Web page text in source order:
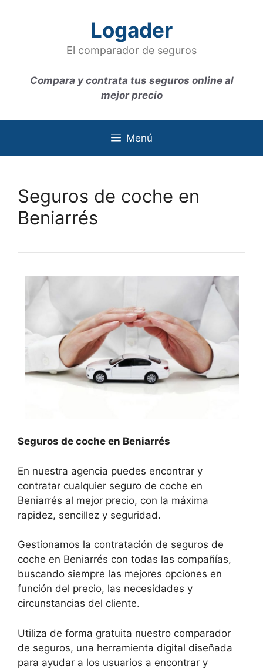
Logader
El comparador de seguros
Compara y contrata tus seguros online al
mejor precio
Menú
Seguros de coche en
Beniarrés
Seguros de coche en Beniarrés
En nuestra agencia puedes encontrar y
contratar cualquier seguro de coche en
Beniarrés al mejor precio, con la máxima
rapidez, sencillez y seguridad.
Gestionamos la contratación de seguros de
coche en Beniarrés con todas las compañías,
buscando siempre las mejores opciones en
función del precio, las necesidades y
circunstancias del cliente.
Utiliza de forma gratuita nuestro comparador
de seguros, una herramienta digital diseñada
para ayudar a los usuarios a encontrar y